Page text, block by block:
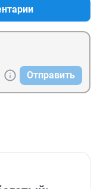
Отправить